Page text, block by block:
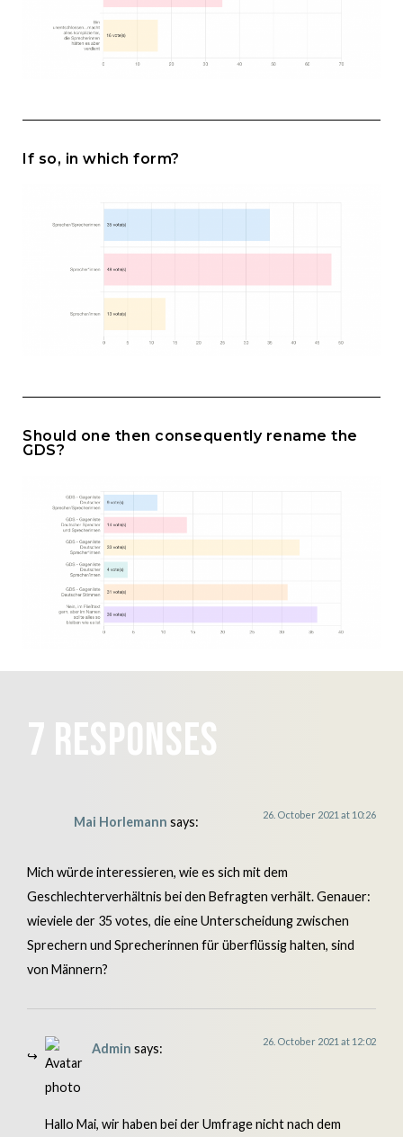
If so, in which form?
Should one then consequently rename the
GDS?
7 responses
Mai Horlemann says: 26. October 2021 at 10:26
Mich würde interessieren, wie es sich mit dem
Geschlechterverhältnis bei den Befragten verhält. Genauer:
wieviele der 35 votes, die eine Unterscheidung zwischen
Sprechern und Sprecherinnen für überflüssig halten, sind
von Männern?
Admin says: 26. October 2021 at 12:02
Hallo Mai, wir haben bei der Umfrage nicht nach dem